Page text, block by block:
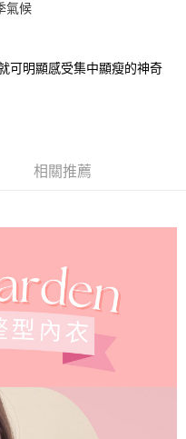
費
費
費
氣候
可明顯感受集中顯瘦的神奇
相關推薦